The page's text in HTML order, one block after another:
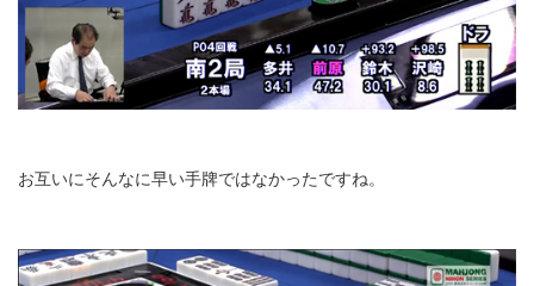
お互いにそんなに早い手牌ではなかったですね。